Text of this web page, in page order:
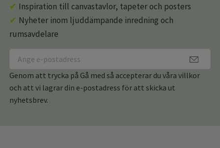
✔ Inspiration till canvastavlor, tapeter och posters
✔ Nyheter inom ljuddämpande inredning och
rumsavdelare
Genom att trycka på Gå med så accepterar du våra villkor
och att vi lagrar din e-postadress för att skicka ut
nyhetsbrev.